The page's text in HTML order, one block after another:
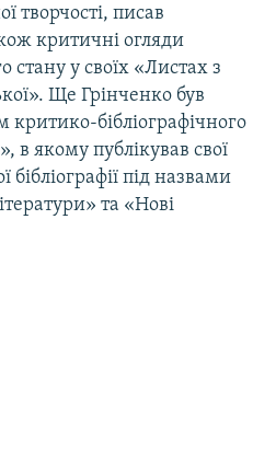
творчості, писав
критичні огляди
стану у своїх «Листах з
Ще Грінченко був
бібліографічного
в якому публікував свої
бібліографії під назвами
та «Нові